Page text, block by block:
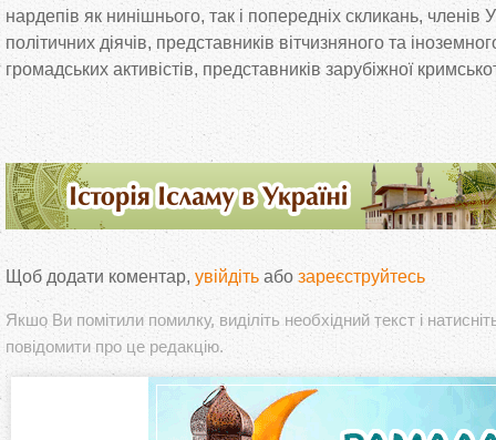
нардепів як нинішнього, так і попередніх скликань, членів
політичних діячів, представників вітчизняного та
громадських активістів, представників зарубіжної
Щоб додати коментар, увійдіть або зареєструйтесь
Якшо Ви помітили помилку, виділіть необхідний текст і
повідомити про це редакцію.